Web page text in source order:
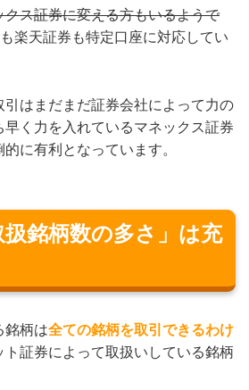
ス証券に変える方もいるようで
楽天証券も特定口座に対応してい
引はまだまだ証券会社によって力の
早く力を入れているマネックス証券
に有利となっています。
銘柄数の多さ」は充
銘柄は全ての銘柄を取引できるわけ
ト証券によって取扱いしている銘柄